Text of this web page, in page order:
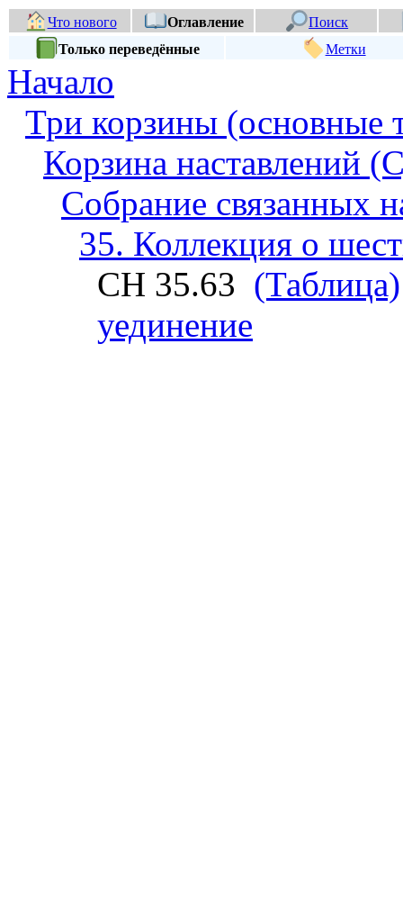
Что нового Оглавление
Поиск
Только переведённые
Метки
Начало
Три корзины (основные
Корзина наставлений
Собрание связанных
35. Коллекция о
СН 35.63 (Таблица)
уединение